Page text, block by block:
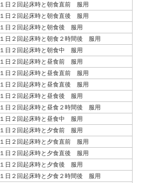
１日２回起床時と朝食直前 服用
１日２回起床時と朝食直後 服用
１日２回起床時と朝食後 服用
１日２回起床時と朝食２時間後 服用
１日２回起床時と朝食中 服用
１日２回起床時と昼食前 服用
１日２回起床時と昼食直前 服用
１日２回起床時と昼食直後 服用
１日２回起床時と昼食後 服用
１日２回起床時と昼食２時間後 服用
１日２回起床時と昼食中 服用
１日２回起床時と夕食前 服用
１日２回起床時と夕食直前 服用
１日２回起床時と夕食直後 服用
１日２回起床時と夕食後 服用
１日２回起床時と夕食２時間後 服用